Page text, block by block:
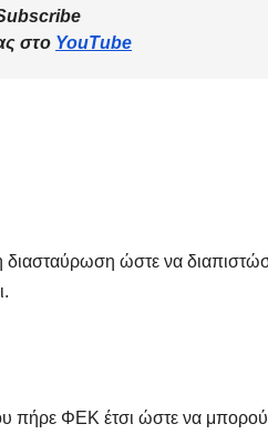
στο YouTube
διασταύρωση ώστε να
πήρε ΦΕΚ έτσι ώστε να